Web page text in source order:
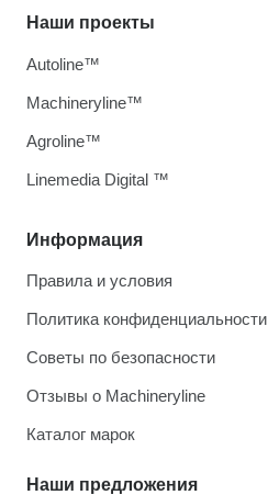
Информация
Правила и условия
Политика конфиденциальности
Советы по безопасности
Отзывы о Machineryline
Каталог марок
Наши предложения
Наши проекты
Autoline™
Machineryline™
Agroline™
Linemedia Digital ™